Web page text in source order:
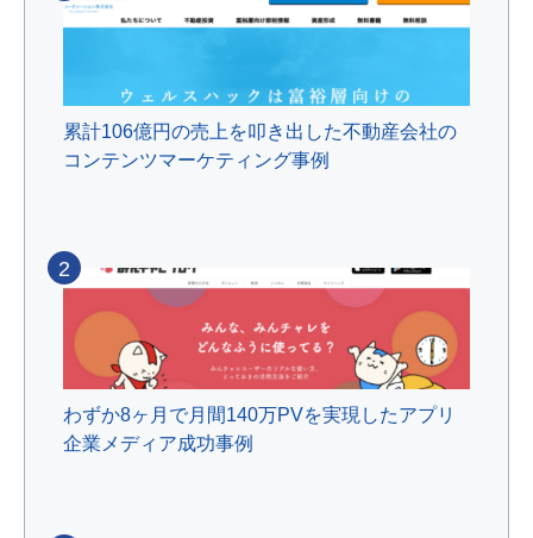
累計106億円の売上を叩き出した不動産会社の
コンテンツマーケティング事例
わずか8ヶ月で月間140万PVを実現したアプリ
企業メディア成功事例
2